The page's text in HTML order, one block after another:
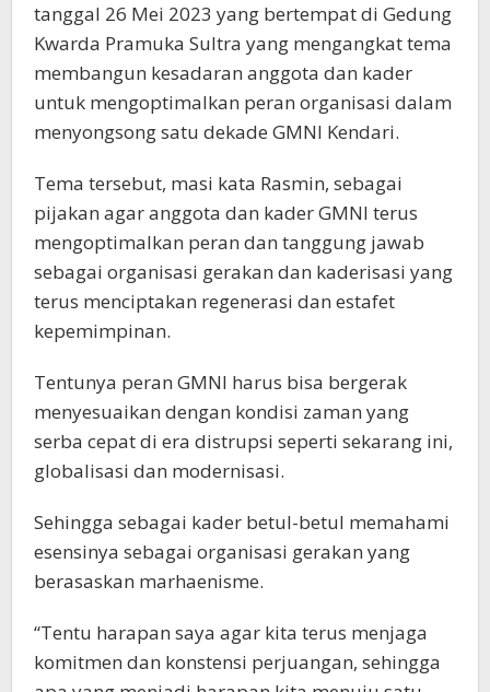
tanggal 26 Mei 2023 yang bertempat di Gedung
Kwarda Pramuka Sultra yang mengangkat tema
membangun kesadaran anggota dan kader
untuk mengoptimalkan peran organisasi dalam
menyongsong satu dekade GMNI Kendari.
Tema tersebut, masi kata Rasmin, sebagai
pijakan agar anggota dan kader GMNI terus
mengoptimalkan peran dan tanggung jawab
sebagai organisasi gerakan dan kaderisasi yang
terus menciptakan regenerasi dan estafet
kepemimpinan.
Tentunya peran GMNI harus bisa bergerak
menyesuaikan dengan kondisi zaman yang
serba cepat di era distrupsi seperti sekarang ini,
globalisasi dan modernisasi.
Sehingga sebagai kader betul-betul memahami
esensinya sebagai organisasi gerakan yang
berasaskan marhaenisme.
“Tentu harapan saya agar kita terus menjaga
komitmen dan konstensi perjuangan, sehingga